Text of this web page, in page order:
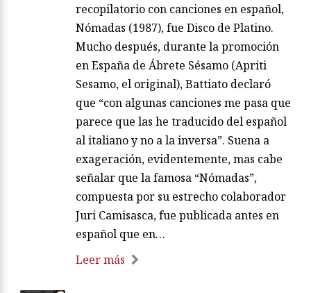
recopilatorio con canciones en español,
Nómadas (1987), fue Disco de Platino.
Mucho después, durante la promoción
en España de Ábrete Sésamo (Apriti
Sesamo, el original), Battiato declaró
que “con algunas canciones me pasa que
parece que las he traducido del español
al italiano y no a la inversa”. Suena a
exageración, evidentemente, mas cabe
señalar que la famosa “Nómadas”,
compuesta por su estrecho colaborador
Juri Camisasca, fue publicada antes en
español que en…
Leer más